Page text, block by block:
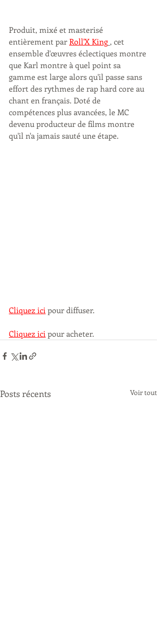
Produit, mixé et masterisé
entièrement par Roll'X King , cet
ensemble d'œuvres éclectiques montre
que Karl montre à quel point sa
gamme est large alors qu'il passe sans
effort des rythmes de rap hard core au
chant en français. Doté de
compétences plus avancées, le MC
devenu producteur de films montre
qu'il n'a jamais sauté une étape.
Cliquez ici pour diffuser.
Cliquez ici pour acheter.
Posts récents Voir tout